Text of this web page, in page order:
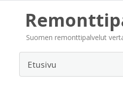
Suomen remonttipalvelut